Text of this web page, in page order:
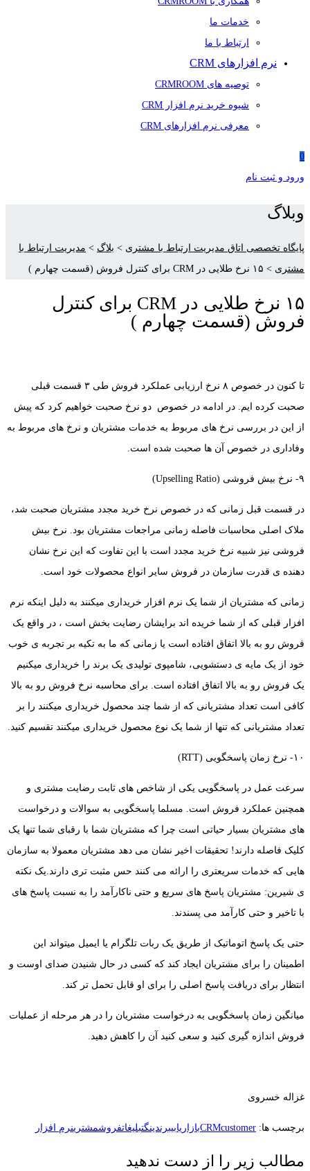
خدمات ما
ارتباط با ما
نرم افزارهای CRM
توصیه های CRMROOM
شیوه خرید نرم افزار CRM
معرفی نرم افزارهای CRM
0
ورود و ثبت نام
وبلاگ
پایگاه تخصصی اتاق مدیریت ارتباط با مشتری > بلاگ > مدیریت ارتباط با
مشتری > ۱۵ نرخ طلایی در CRM برای کنترل فروش (قسمت چهارم )
۱۵ نرخ طلایی در CRM برای کنترل
فروش (قسمت چهارم )
تا کنون در خصوص ۸ نرخ ارزیابی عملکرد فروش طی ۳ قسمت قبلی
صحبت کرده ایم. در ادامه در خصوص دو نرخ صحبت خواهیم کرد که پیش
از این در بررسی نرخ های مربوط به خدمات مشتریان و نرخ های مربوط به
وفاداری در خصوص آن ها صحبت شده است.
۹- نرخ بیش فروشی (Upselling Ratio)
در قسمت قبل زمانی که در خصوص نرخ خرید مجدد مشتریان صحبت شد،
ملاک اصلی محاسبات فاصله زمانی مراجعات مشتریان بود. نرخ بیش
فروشی نیز شبیه نرخ خرید مجدد است با این تفاوت که این نرخ نشان
دهنده ی قدرت سازمان در فروش سایر انواع محصولات خود است.
زمانی که مشتریان از شما یک نرم افزار خریداری میکنند به دلیل اینکه نرم
افزار قبلی که از شما خریده اند برایشان رضایت بخش است ، در واقع یک
فروش رو به بالا اتفاق افتاده است یا زمانی که ما به تکیه بر تجربه ی خوب
خود از یک مایه ی دستشویی، شامپوی تولیدی یک برند را خریداری میکنیم
یک فروش رو به بالا اتفاق افتاده است. برای محاسبه نرخ فروش رو به بالا
کافی است تعداد مشتریانی که از شما چند محصول خریداری میکنند را بر
تعداد مشتریانی که تنها از شما یک نوع محصول خریداری میکنند تقسیم کنید.
۱۰- نرخ زمان پاسخگویی (RTT)
سرعت عمل در پاسخگویی یکی از شاخص های ثابت رضایت مشتری و
همچنین عملکرد فروش است. مسلما پاسخگویی به سوالات و درخواست
های مشتریان بسیار حیاتی است چرا که مشتریان شما با رقبای شما تنها یک
کلیک فاصله دارند! تحقیقات اخیر نشان می دهد مشتریان معمولا به سازمان
هایی که خدمات سریعتری را ارائه می کنند حس مثبت تری دارند.یک نکته
ی شیرین: مشتریان پاسخ های سریع و حتی ناکارآمد را به نسبت پاسخ های
با تاخیر و حتی کارآمد می پسندند.
حتی یک پاسخ اتوماتیک از طریق یک ربات تلگرام یا ایمیل میتواند این
اطمینان را برای مشتریان ایجاد کند که کسی در حال شنیدن صدای اوست و
انتظار برای دریافت پاسخ اصلی را برای او قابل تحمل تر کند.
میانگین زمان پاسخگویی به درخواست مشتریان را در هر مرحله از عملیات
فروش اندازه گیری کنید و سعی کنید آن را کاهش دهید.
غزاله خسروی
برچسب ها: CRMcustomer بازاریابیبرندینگتبلیغاتفروشمشترینرم افزار
مطالب زیر را از دست ندهید